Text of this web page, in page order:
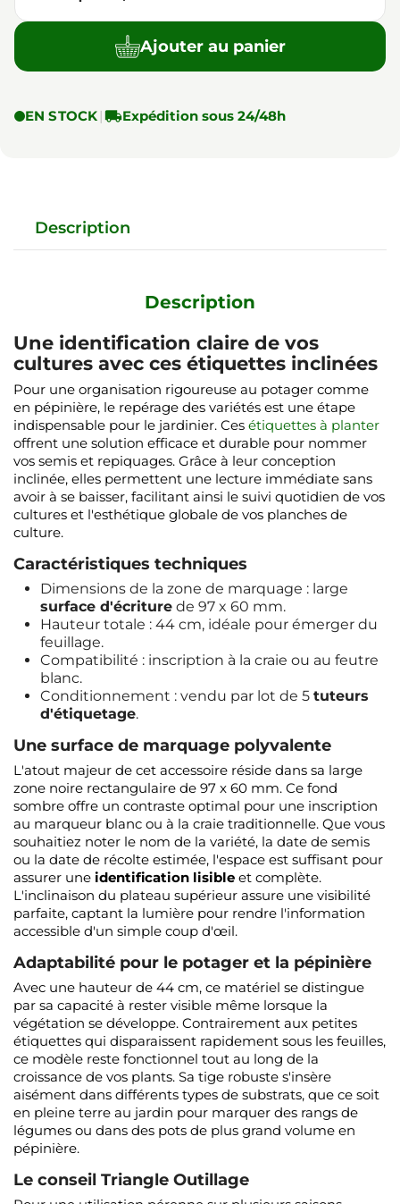
Ajouter au panier
EN STOCK |Expédition sous 24/48h
Description
Description
Une identification claire de vos
cultures avec ces étiquettes inclinées
Pour une organisation rigoureuse au potager comme
en pépinière, le repérage des variétés est une étape
indispensable pour le jardinier. Ces étiquettes à planter
offrent une solution efficace et durable pour nommer
vos semis et repiquages. Grâce à leur conception
inclinée, elles permettent une lecture immédiate sans
avoir à se baisser, facilitant ainsi le suivi quotidien de vos
cultures et l'esthétique globale de vos planches de
culture.
Caractéristiques techniques
Dimensions de la zone de marquage : large
surface d'écriture de 97 x 60 mm.
Hauteur totale : 44 cm, idéale pour émerger du
feuillage.
Compatibilité : inscription à la craie ou au feutre
blanc.
Conditionnement : vendu par lot de 5 tuteurs
d'étiquetage.
Une surface de marquage polyvalente
L'atout majeur de cet accessoire réside dans sa large
zone noire rectangulaire de 97 x 60 mm. Ce fond
sombre offre un contraste optimal pour une inscription
au marqueur blanc ou à la craie traditionnelle. Que vous
souhaitiez noter le nom de la variété, la date de semis
ou la date de récolte estimée, l'espace est suffisant pour
assurer une identification lisible et complète.
L'inclinaison du plateau supérieur assure une visibilité
parfaite, captant la lumière pour rendre l'information
accessible d'un simple coup d'œil.
Adaptabilité pour le potager et la pépinière
Avec une hauteur de 44 cm, ce matériel se distingue
par sa capacité à rester visible même lorsque la
végétation se développe. Contrairement aux petites
étiquettes qui disparaissent rapidement sous les feuilles,
ce modèle reste fonctionnel tout au long de la
croissance de vos plants. Sa tige robuste s'insère
aisément dans différents types de substrats, que ce soit
en pleine terre au jardin pour marquer des rangs de
légumes ou dans des pots de plus grand volume en
pépinière.
Le conseil Triangle Outillage